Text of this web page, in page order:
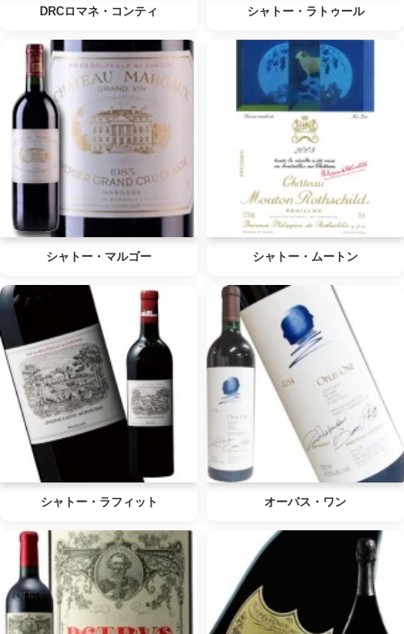
DRCロマネ・コンティ シャトー・ラトゥール
シャトー・マルゴー シャトー・ムートン
シャトー・ラフィット オーパス・ワン